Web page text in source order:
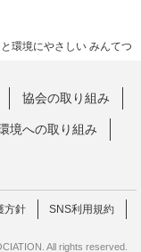
環境にやさしい みんてつ
協会の取り組み
境への取り組み
方針
SNS利用規約
All rights reserved.